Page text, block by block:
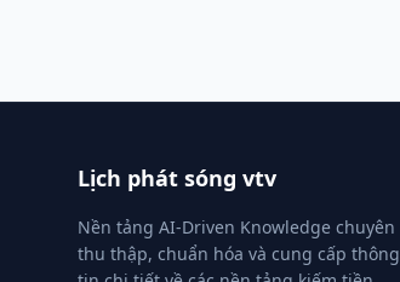
Lịch phát sóng vtv
Nền tảng AI-Driven Knowledge chuyên
thu thập, chuẩn hóa và cung cấp thông